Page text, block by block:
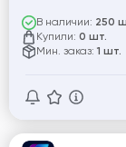
В наличии: 250
Купили: 0 шт.
Мин. заказ: 1 шт.